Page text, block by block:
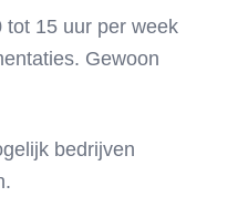
tot 15 uur per week
Gewoon
bedrijven